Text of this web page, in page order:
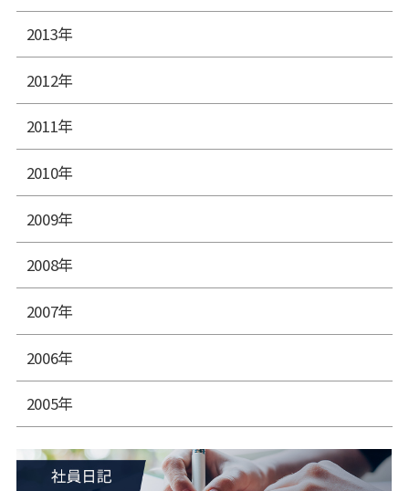
2013年
2012年
2011年
2010年
2009年
2008年
2007年
2006年
2005年